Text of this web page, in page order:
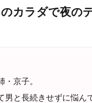
のカラダで夜の
京子。
男と長続きせずに悩ん